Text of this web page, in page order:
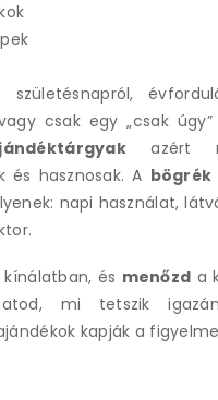
születésnapról,
csak egy „csak
azért
és hasznosak. A bögrék
napi használat,
kínálatban, és menőzd a
mi tetszik
kapják a